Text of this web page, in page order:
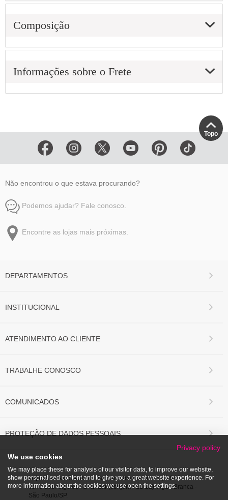
Composição
Informações sobre o Frete
Topo
Não encontrou o que estava procurando?
Podemos ajudar? Fale conosco.
Encontre as lojas mais próximas.
DEPARTAMENTOS
INSTITUCIONAL
ATENDIMENTO AO CLIENTE
TRABALHE CONOSCO
COMUNICADOS
PROTEÇÃO DE DADOS PESSOAIS
Lojas Marisa S/A.Avenida Francisco Matarazzo, 1.500
Torre Los Angeles - 2º andar (conjunto 21-22), Água Branca -
São Paulo/SP.
Privacy policy
We use cookies
We may place these for analysis of our visitor data, to improve our website,
show personalised content and to give you a great website experience. For
more information about the cookies we use open the settings.